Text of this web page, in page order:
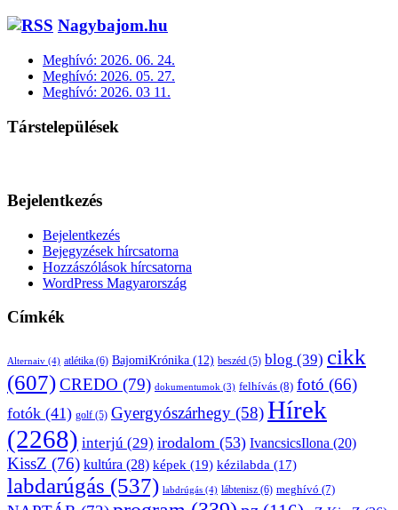
Nagybajom.hu
Meghívó: 2026. 06. 24.
Meghívó: 2026. 05. 27.
Meghívó: 2026. 03 11.
Társtelepülések
Bejelentkezés
Bejelentkezés
Bejegyzések hírcsatorna
Hozzászólások hírcsatorna
WordPress Magyarország
Címkék
Alternaiv (4) atlétika (6) BajomiKrónika (12) beszéd (5) blog (39) cikk
(607)CREDO (79) dokumentumok (3) felhívás (8) fotó (66)
fotók (41) golf (5) Gyergyószárhegy (58)Hírek
(2268) interjú (29) irodalom (53) IvancsicsIlona (20)
KissZ (76) kultúra (28) képek (19) kézilabda (17)
labdarúgás (537) labdrúgás (4) lábtenisz (6) meghívó (7)